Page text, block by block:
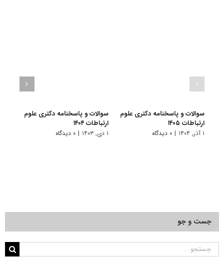
سوالات و پاسخنامه دکتری علوم
ارتباطات ۱۴۰۵
۱ آذر, ۱۴۰۴ | ۰ دیدگاه
سوالات و پاسخنامه دکتری علوم
ارتباطات ۱۴۰۴
۱ دی, ۱۴۰۳ | ۰ دیدگاه
جست و جو
جستجو